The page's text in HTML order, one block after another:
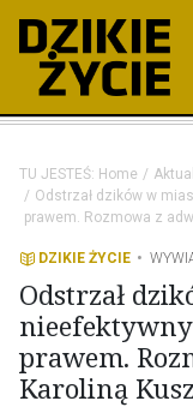
TU JESTEŚ: Home
Odstrzał dzików w
prawem. Rozmowa z
DZIKIE ŻYCIE
Odstrzał
prawem.
Karoliną